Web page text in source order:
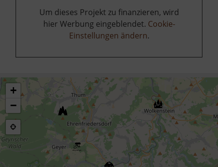
Um dieses Projekt zu finanzieren, wird
hier Werbung eingeblendet. Cookie-
Einstellungen ändern.
+
−